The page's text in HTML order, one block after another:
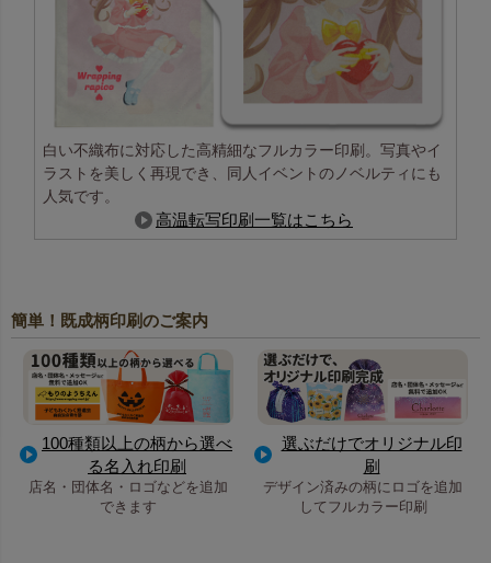
白い不織布に対応した高精細なフルカラー印刷。写真やイ
ラストを美しく再現でき、同人イベントのノベルティにも
人気です。
高温転写印刷一覧はこちら
簡単！既成柄印刷のご案内
100種類以上の柄から選べ
る名入れ印刷
店名・団体名・ロゴなどを追加
できます
選ぶだけでオリジナル印
刷
デザイン済みの柄にロゴを追加
してフルカラー印刷